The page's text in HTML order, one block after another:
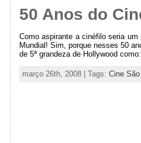
50 Anos do
Como aspirante a cinéfilo seria
Mundial! Sim, porque nesses 50
de 5ª grandeza de Hollywood
março 26th, 2008 | Tags: Cine